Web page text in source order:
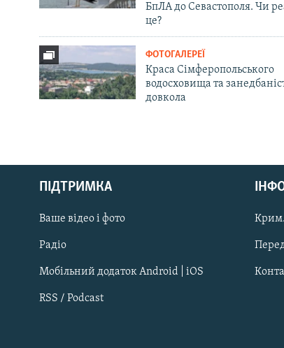
Русский
Qırımtatar
ДОЛУЧАЙСЯ!
БпЛА до Севастополя. Чи
це?
ФОТОГАЛЕРЕЇ
Краса Сімферопольського
водосховища та
довкола
ПІДТРИМКА
Ваше відео і фото
Радіо
Мобільний додаток Android | iOS
RSS / Podcast